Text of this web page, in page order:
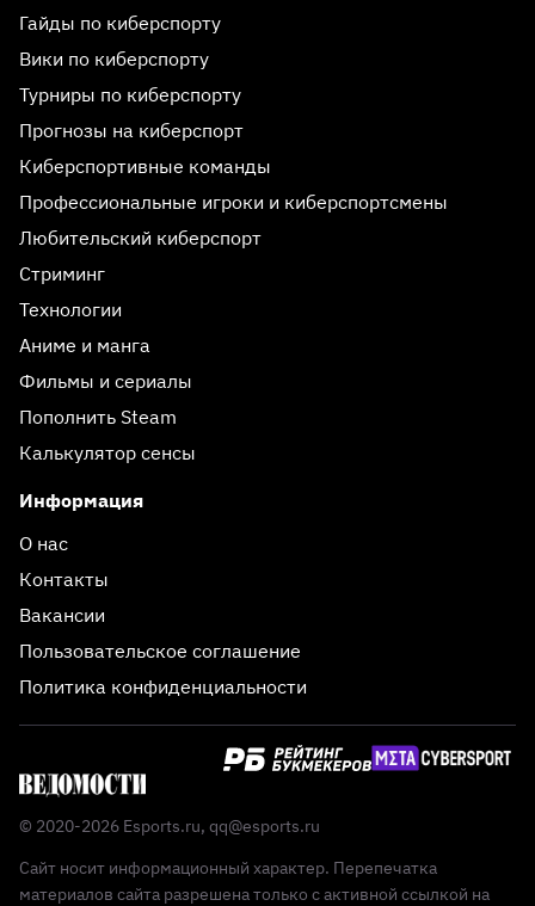
Гайды по киберспорту
Вики по киберспорту
Турниры по киберспорту
Прогнозы на киберспорт
Киберспортивные команды
Профессиональные игроки и киберспортсмены
Любительский киберспорт
Стриминг
Технологии
Аниме и манга
Фильмы и сериалы
Пополнить Steam
Калькулятор сенсы
Информация
О нас
Контакты
Вакансии
Пользовательское соглашение
Политика конфиденциальности
© 2020-2026 Esports.ru, qq@esports.ru
Сайт носит информационный характер. Перепечатка
материалов сайта разрешена только с активной ссылкой на